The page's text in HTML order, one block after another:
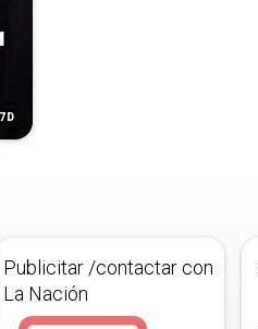
Publicitar /contactar con
La Nación